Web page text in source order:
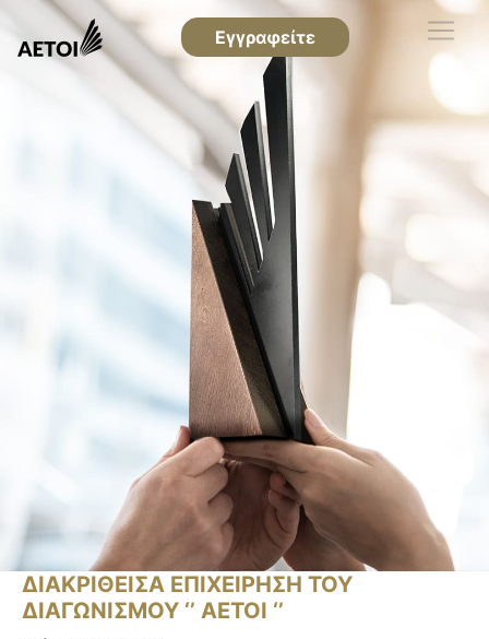
Εγγραφείτε
ΔΙΑΚΡΙΘΕΙΣΑ ΕΠΙΧΕΙΡΗΣΗ ΤΟΥ
ΔΙΑΓΩΝΙΣΜΟΥ ‘’ ΑΕΤΟΙ ‘’